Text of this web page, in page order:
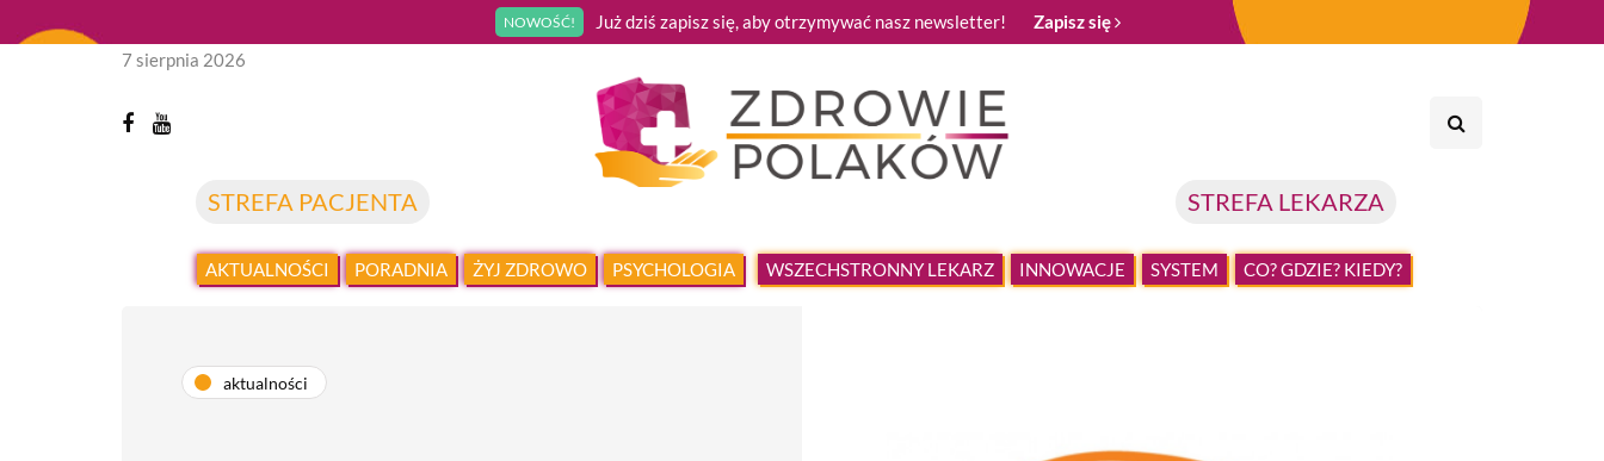
NOWOŚĆ! Już dziś zapisz się, aby otrzymywać nasz newsletter! Zapisz się
STREFA PACJENTA STREFA LEKARZA
7 sierpnia 2026
AKTUALNOŚCI PORADNIA ŻYJ ZDROWO PSYCHOLOGIA WSZECHSTRONNY LEKARZ INNOWACJE SYSTEM CO? GDZIE? KIEDY?
aktualności